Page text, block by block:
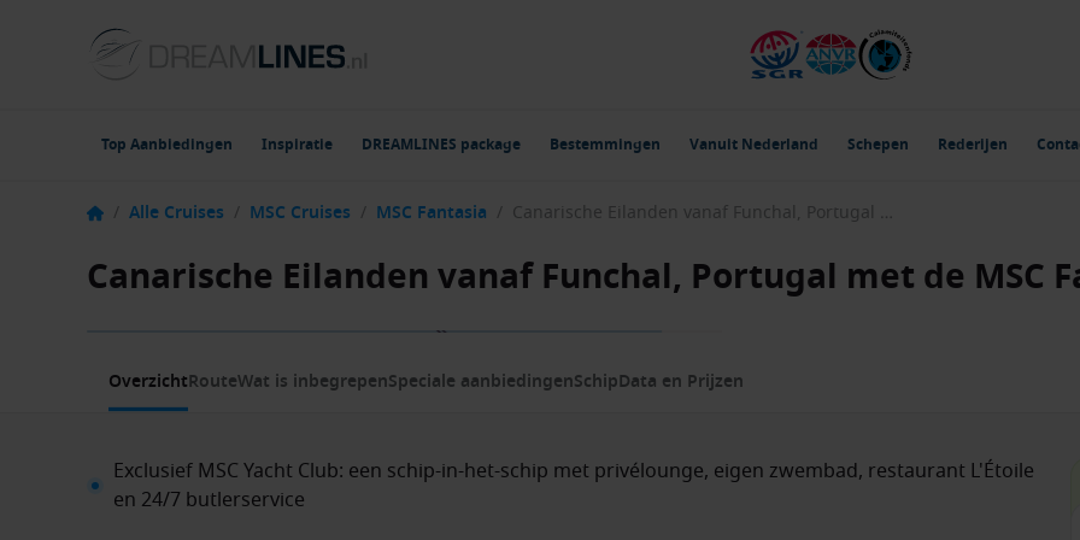
Top Aanbiedingen Inspiratie DREAMLINES package Bestemmingen Vanuit Nederland Schepen Rederijen
/ Alle Cruises / MSC Cruises / MSC Fantasia / Canarische Eilanden vanaf Funchal, Portugal met de MSC Fantasia
Canarische Eilanden vanaf Funchal, Portugal met de MSC
1 / 9
OverzichtRouteWat is inbegrepenSpeciale aanbiedingenSchipData en Prijzen
Exclusief MSC Yacht Club: een schip-in-het-schip met privélounge, eigen zwembad, restaurant L'Étoile
en 24/7 butlerservice